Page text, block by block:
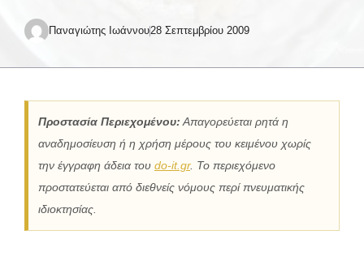
Παναγιώτης Ιωάννου28 Σεπτεμβρίου 2009
Προστασία Περιεχομένου: Απαγορεύεται ρητά η
αναδημοσίευση ή η χρήση μέρους του κειμένου χωρίς
την έγγραφη άδεια του do-it.gr. Το περιεχόμενο
προστατεύεται από διεθνείς νόμους περί πνευματικής
ιδιοκτησίας.